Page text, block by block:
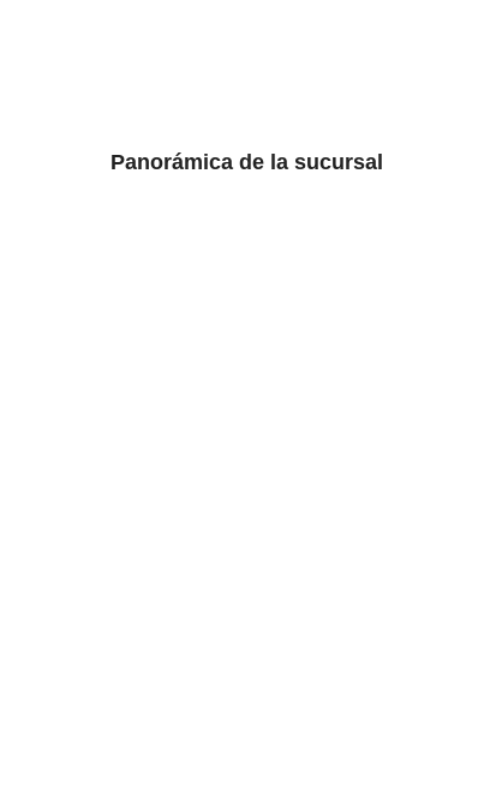
Panorámica de la sucursal